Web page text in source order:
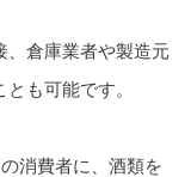
、倉庫業者や製造元
も可能です。
消費者に、酒類を